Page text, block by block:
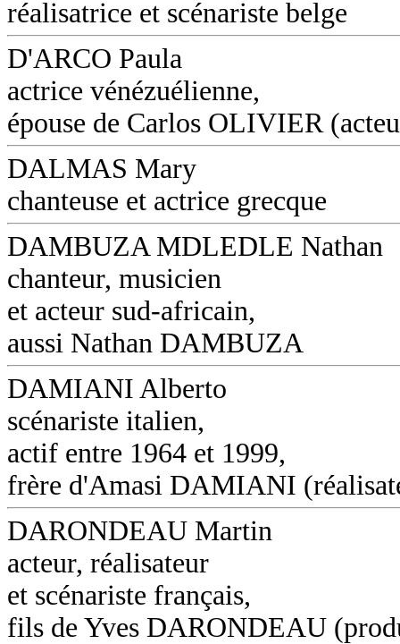
réalisatrice et scénariste belge
D'ARCO Paula
actrice vénézuélienne,
épouse de Carlos OLIVIER
DALMAS Mary
chanteuse et actrice grecque
DAMBUZA MDLEDLE Nathan
chanteur, musicien
et acteur sud-africain,
aussi Nathan DAMBUZA
DAMIANI Alberto
scénariste italien,
actif entre 1964 et 1999,
frère d'Amasi DAMIANI
DARONDEAU Martin
acteur, réalisateur
et scénariste français,
fils de Yves DARONDEAU